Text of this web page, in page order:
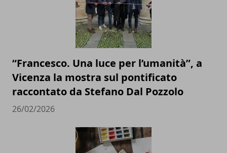
“Francesco. Una luce per l’umanità”, a
Vicenza la mostra sul pontificato
raccontato da Stefano Dal Pozzolo
26/02/2026